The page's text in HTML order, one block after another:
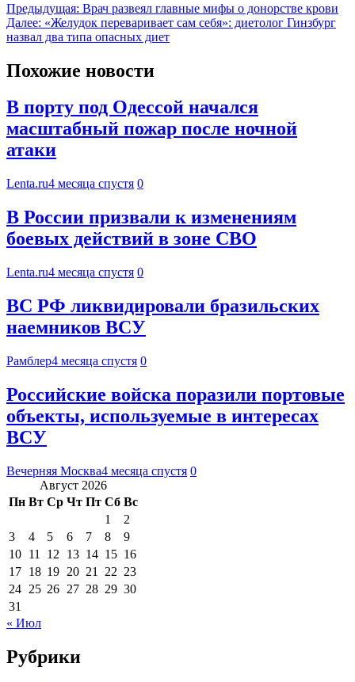
Предыдущая: Врач развеял главные мифы о донорстве крови
Далее: «Желудок переваривает сам себя»: диетолог Гинзбург
назвал два типа опасных диет
Похожие новости
В порту под Одессой начался
масштабный пожар после ночной
атаки
Lenta.ru4 месяца спустя 0
В России призвали к изменениям
боевых действий в зоне СВО
Lenta.ru4 месяца спустя 0
ВС РФ ликвидировали бразильских
наемников ВСУ
Рамблер4 месяца спустя 0
Российские войска поразили портовые
объекты, используемые в интересах
ВСУ
Вечерняя Москва4 месяца спустя 0
Август 2026
Пн Вт Ср Чт Пт Сб Вс
1
2
3
4 5 6 7 8
9
10 11 12 13 14 15 16
17 18 19 20 21 22 23
24 25 26 27 28 29 30
31
« Июл
Рубрики